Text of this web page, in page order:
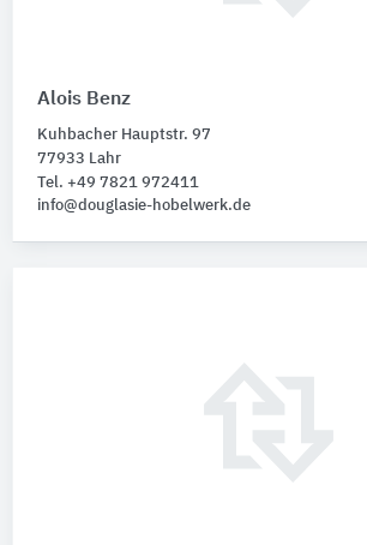
Alois Benz
Kuhbacher Hauptstr. 97
77933 Lahr
Tel. +49 7821 972411
info@douglasie-hobelwerk.de